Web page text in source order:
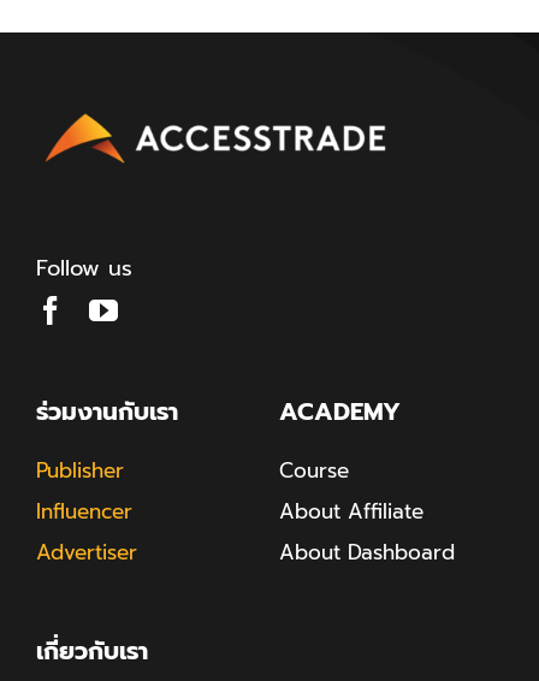
Follow us
ร่วมงานกับเรา
Publisher
Influencer
Advertiser
ACADEMY
Course
About Affiliate
About Dashboard
เกี่ยวกับเรา